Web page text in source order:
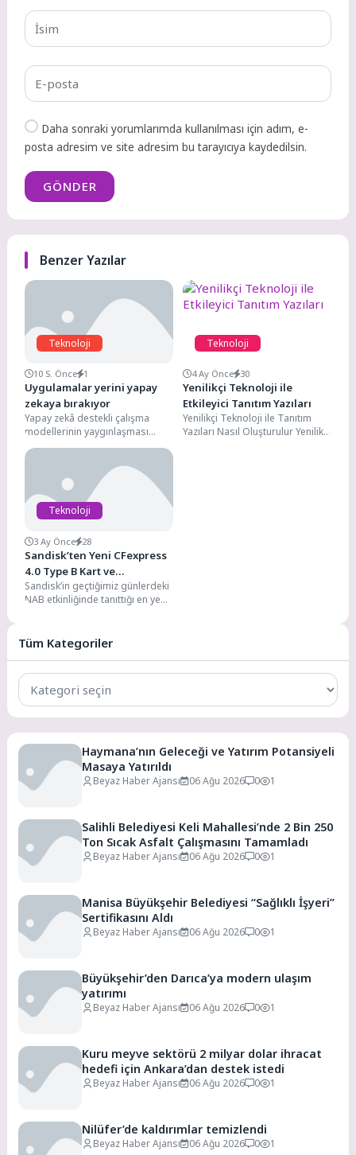
Daha sonraki yorumlarımda kullanılması için adım, e-
posta adresim ve site adresim bu tarayıcıya kaydedilsin.
GÖNDER
Benzer Yazılar
Teknoloji
10 S. Önce 1
Uygulamalar yerini yapay
zekaya bırakıyor
Yapay zekâ destekli çalışma
modellerinin yaygınlaşması
kullanıcıların dijital alışkanlıklarını
köklü biçimde dönüştürüyor.
Geçtiğimiz dönemde aynı...
Teknoloji
4 Ay Önce 30
Yenilikçi Teknoloji ile
Etkileyici Tanıtım Yazıları
Yenilikçi Teknoloji ile Tanıtım
Yazıları Nasıl Oluşturulur Yenilikçi
Teknoloji
3 Ay Önce 28
Sandisk’ten Yeni CFexpress
4.0 Type B Kart ve
Güncellenmiş V90 ile V60 SD
Kartları
Sandisk’in geçtiğimiz günlerdeki
NAB etkinliğinde tanıttığı en yeni
Extreme PRO® CFexpress...
Tüm Kategoriler
Tüm
Kategoriler
Haymana’nın Geleceği ve Yatırım Potansiyeli
Masaya Yatırıldı
Beyaz Haber Ajansı 06 Ağu 2026 0 1
Salihli Belediyesi Keli Mahallesi’nde 2 Bin 250
Ton Sıcak Asfalt Çalışmasını Tamamladı
Beyaz Haber Ajansı 06 Ağu 2026 0 1
Manisa Büyükşehir Belediyesi “Sağlıklı İşyeri”
Sertifikasını Aldı
Beyaz Haber Ajansı 06 Ağu 2026 0 1
Büyükşehir’den Darıca’ya modern ulaşım
yatırımı
Beyaz Haber Ajansı 06 Ağu 2026 0 1
Kuru meyve sektörü 2 milyar dolar ihracat
hedefi için Ankara’dan destek istedi
Beyaz Haber Ajansı 06 Ağu 2026 0 1
Nilüfer’de kaldırımlar temizlendi
Beyaz Haber Ajansı 06 Ağu 2026 0 1